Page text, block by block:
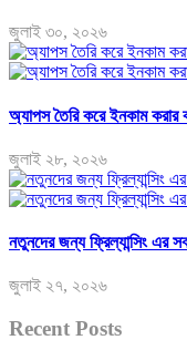
জুলাই ৩০, ২০২৬
অ্যাপস তৈরি করে ইনকাম করার
জুলাই ২৮, ২০২৬
নতুনদের জন্য ফ্রিল্যান্সিং এর
জুলাই ২৭, ২০২৬
Recent Posts